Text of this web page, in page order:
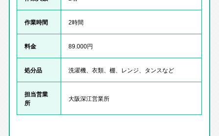
作業時間 2時間
料金 89.000円
処分品 洗濯機、衣類、棚、レンジ、タンスなど
担当営業
所
大阪深江営業所